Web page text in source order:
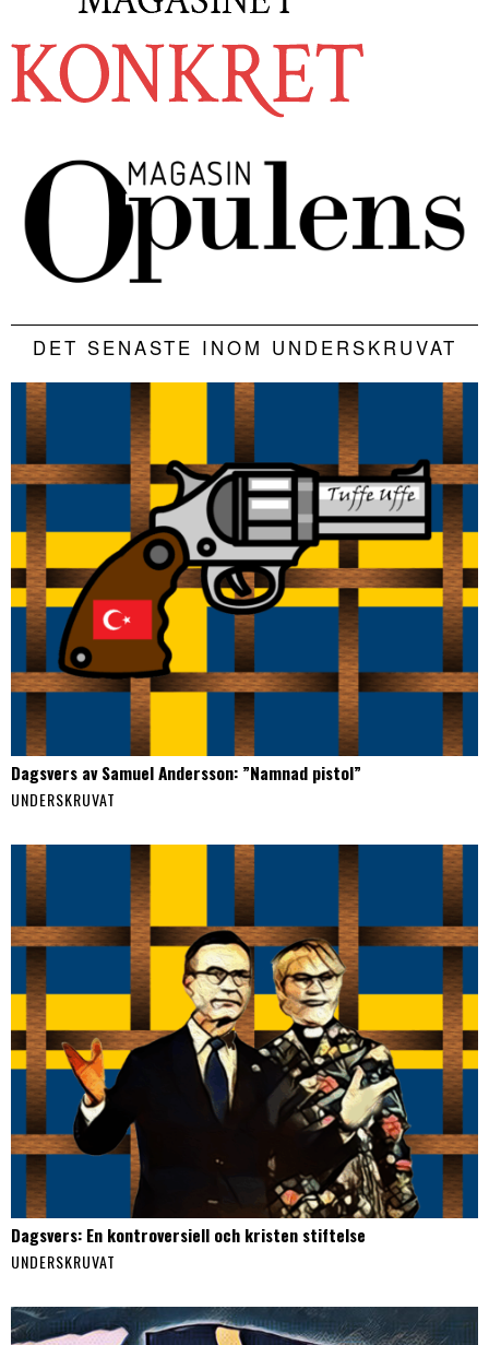
DET SENASTE INOM UNDERSKRUVAT
Dagsvers av Samuel Andersson: ”Namnad pistol”
UNDERSKRUVAT
Dagsvers: En kontroversiell och kristen stiftelse
UNDERSKRUVAT